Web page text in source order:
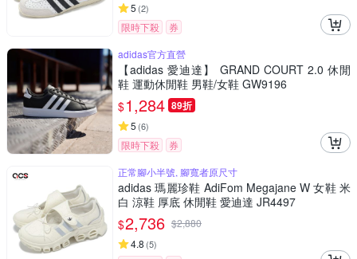
5 (2)
限時下殺
券
adidas官方直營
【adidas 愛迪達】 GRAND COURT 2.0 休閒
鞋 運動休閒鞋 男鞋/女鞋 GW9196
$1,284 89折
5 (6)
限時下殺
券
正常腳小半號, 腳寬者原尺寸
adidas 瑪麗珍鞋 AdiFom Megajane W 女鞋 米
白 涼鞋 厚底 休閒鞋 愛迪達 JR4497
$2,736 $2,880
4.8 (5)